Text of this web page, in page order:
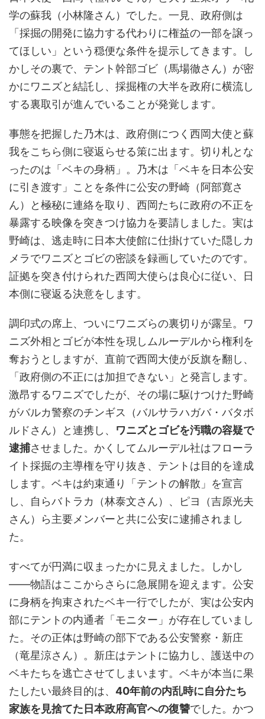
学の蘇我（小林隆さん）でした。一見、政府側は
「採掘の開発に協力する代わりに権益の一部を譲っ
てほしい」という穏便な条件を提示してきます。し
かしその裏で、テント幹部ゴビ（馬場徹さん）が密
かにワニズと結託し、採掘権の大半を政府に横流し
する裏取引が進んでいることが発覚します。
事態を把握した乃木は、政府側につく西岡大使と蘇
我をこちら側に寝返らせる策に出ます。切り札とな
ったのは「ベキの身柄」。乃木は「ベキを日本公安
に引き渡す」ことを条件に公安の野崎（阿部寛さ
ん）と極秘に連絡を取り、西岡たちに政府の不正を
暴露する映像を突きつけ協力を要請しました。実は
野崎は、逃走時に日本大使館に仕掛けていた隠しカ
メラでワニズとゴビの密談を録画していたのです。
証拠を突き付けられた西岡大使らは良心に従い、日
本側に寝返る決意をします。
調印式の席上、ついにワニズらの裏切りが露呈。ワ
ニズ外相とゴビが本性を現しムルーデルから権利を
奪おうとしますが、直前で西岡大使が反旗を翻し、
「政府側の不正には加担できない」と発言します。
激昂するワニズでしたが、その場に駆けつけた野崎
がバルカ警察のチンギス（バルサラハガバ・バタボ
ルドさん）と連携し、 ワニズとゴビを汚職の容疑で
逮捕させました。かくしてムルーデル社はフローラ
イト採掘の主導権を守り抜き、テントは目的を達成
します。ベキは約束通り「テントの解散」を宣言
し、自らバトラカ（林泰文さん）、ピヨ（吉原光夫
さん）ら主要メンバーと共に公安に逮捕されまし
た。
すべてが円満に収まったかに見えました。しかし
――物語はここからさらに急展開を迎えます。公安
に身柄を拘束されたベキ一行でしたが、実は公安内
部にテントの内通者「モニター」が存在していまし
た。その正体は野崎の部下である公安警察・新庄
（竜星涼さん）。新庄はテントに協力し、護送中の
ベキたちを逃亡させてしまいます。ベキが本当に果
たしたい最終目的は、 40年前の内乱時に自分たち
家族を見捨てた日本政府高官への復讐でした。かつ